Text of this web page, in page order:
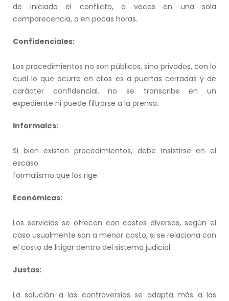
de iniciado el conflicto, a veces en una sola
comparecencia, o en pocas horas.
Confidenciales:
Los procedimientos no son públicos, sino privados, con lo
cual lo que ocurre en ellos es a puertas cerradas y de
carácter confidencial, no se transcribe en un
expediente ni puede filtrarse a la prensa.
Informales:
Si bien existen procedimientos, debe insistirse en el
escaso
formalismo que los rige.
Económicas:
Los servicios se ofrecen con costos diversos, según el
caso usualmente son a menor costo, si se relaciona con
el costo de litigar dentro del sistema judicial.
Justas:
La solución a las controversias se adapta más a las